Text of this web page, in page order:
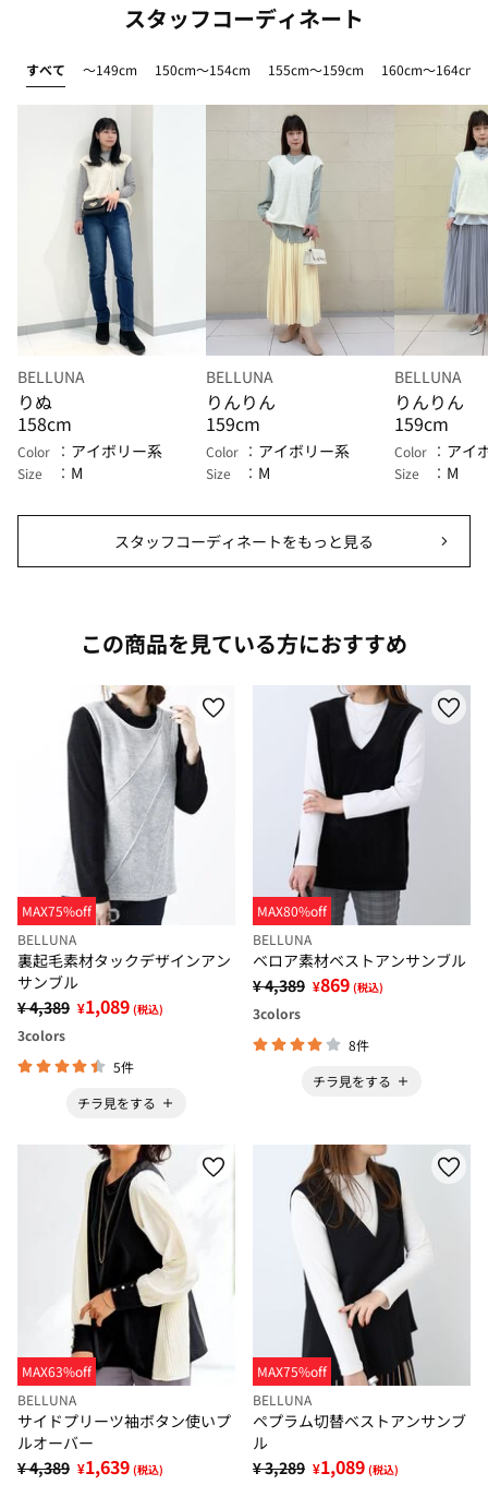
スタッフコーディネート
すべて ～149cm 150cm～154cm 155cm～159cm 160cm～164cm
BELLUNA
りぬ
158cm
Color アイボリー系
Size M
BELLUNA
りんりん
159cm
Color アイボリー系
Size M
BELLUNA
りんりん
159cm
Color アイ
Size M
スタッフコーディネートをもっと見る
この商品を見ている方におすすめ
MAX75%off
BELLUNA
裏起毛素材タックデザインアン
サンブル
¥ 4,389 ¥1,089 (税込)
3colors
5件
チラ見をする
MAX80%off
BELLUNA
ベロア素材ベストアンサンブル
¥ 4,389 ¥869 (税込)
3colors
8件
チラ見をする
MAX63%off
BELLUNA
サイドプリーツ袖ボタン使いプ
ルオーバー
¥ 4,389 ¥1,639 (税込)
MAX75%off
BELLUNA
ペプラム切替ベストアンサンブ
ル
¥ 3,289 ¥1,089 (税込)